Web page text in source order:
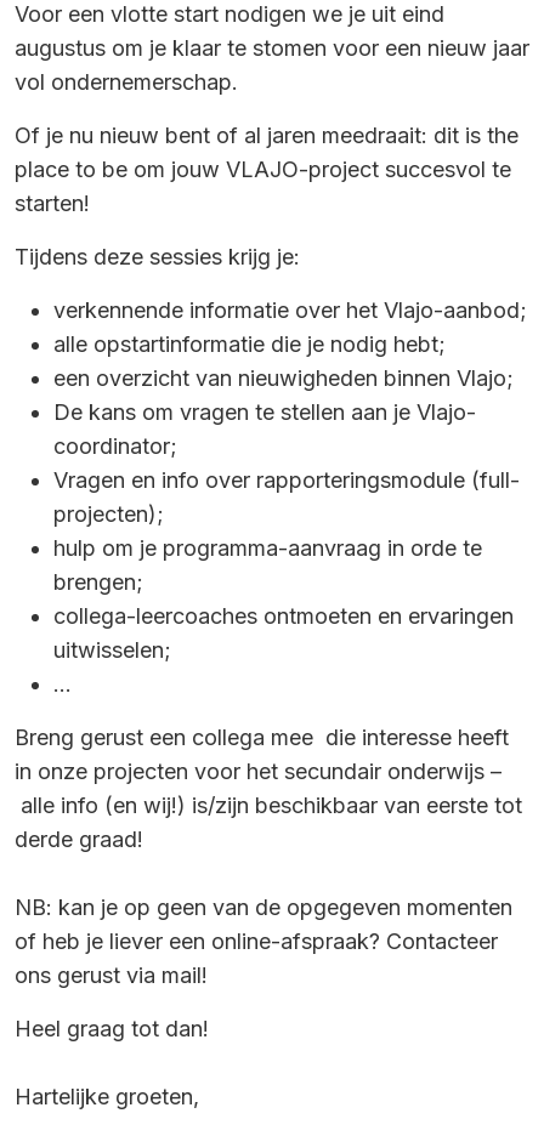
Voor een vlotte start nodigen we je uit eind
augustus om je klaar te stomen voor een nieuw jaar
vol ondernemerschap.
Of je nu nieuw bent of al jaren meedraait: dit is the
place to be om jouw VLAJO-project succesvol te
starten!
Tijdens deze sessies krijg je:
verkennende informatie over het Vlajo-aanbod;
alle opstartinformatie die je nodig hebt;
een overzicht van nieuwigheden binnen Vlajo;
De kans om vragen te stellen aan je Vlajo-
coordinator;
Vragen en info over rapporteringsmodule (full-
projecten);
hulp om je programma-aanvraag in orde te
brengen;
collega-leercoaches ontmoeten en ervaringen
uitwisselen;
...
Breng gerust een collega mee die interesse heeft
in onze projecten voor het secundair onderwijs –
alle info (en wij!) is/zijn beschikbaar van eerste tot
derde graad!
NB: kan je op geen van de opgegeven momenten
of heb je liever een online-afspraak? Contacteer
ons gerust via mail!
Heel graag tot dan!
Hartelijke groeten,